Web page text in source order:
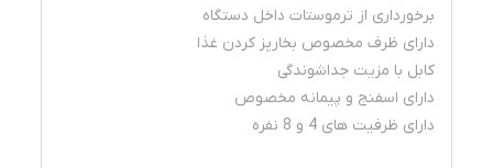
برخورداری از ترموستات داخل دستگاه
دارای ظرف مخصوص بخارپز کردن غذا
کابل با مزیت جداشوندگی
دارای اسفنج و پیمانه مخصوص
دارای ظرفیت های 4 و 8 نفره